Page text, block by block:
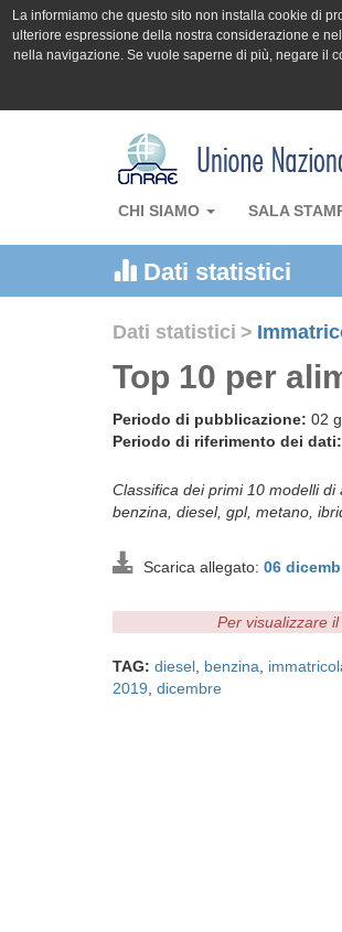
La informiamo che questo sito non installa cookie di
ulteriore espressione della nostra considerazione e
nella navigazione. Se vuole saperne di più, negare il
CHI SIAMO SALA
Dati statistici
Dati statistici >
Top 10 per
Periodo di pubblicazione: 02
Periodo di riferimento dei dati:
Classifica dei primi 10 modelli
benzina, diesel, gpl, metano,
Scarica allegato: 06
Per visualizzare
TAG: diesel benzina
2019 dicembre